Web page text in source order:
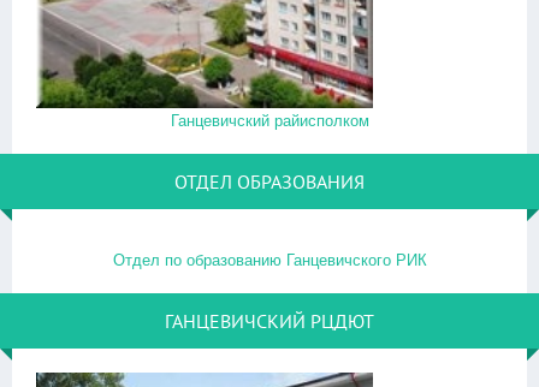
Ганцевичский райисполком
ОТДЕЛ ОБРАЗОВАНИЯ
Отдел по образованию Ганцевичского РИК
ГАНЦЕВИЧСКИЙ РЦДЮТ